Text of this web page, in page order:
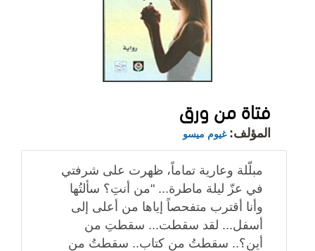
فتاة من ورق
المؤلف: غيوم ميسو
مبلّلة وعارية تماماً، ظهرت على شرفتي
في عزّ ليلة ماطرة... "من أنتِ؟ سألتُها
وأنا أقترب متفحصاً إياها من أعلى إلى
أسفل... لقد سقطت... سقطتِ من
أين؟.. سقطتُ من كتاب.. سقطتُ من